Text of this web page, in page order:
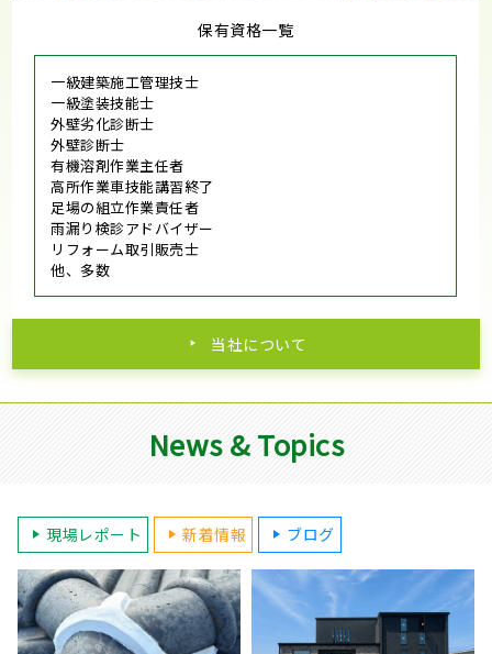
保有資格一覧
一級建築施工管理技士
一級塗装技能士
外壁劣化診断士
外壁診断士
有機溶剤作業主任者
高所作業車技能講習終了
足場の組立作業責任者
雨漏り検診アドバイザー
リフォーム取引販売士
他、多数
当社について
News & Topics
現場レポート 新着情報 ブログ